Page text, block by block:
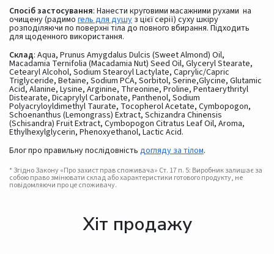
Спосіб застосування: Нанести круговими масажними рухами на
очищену (радимо гель для душу з цієї серії) суху шкіру
розподіляючи по поверхні тіла до повного вбирання. Підходить
для щоденного використання.
Склад: Aqua, Prunus Amygdalus Dulcis (Sweet Almond) Oil,
Macadamia Ternifolia (Macadamia Nut) Seed Oil, Glyceryl Stearate,
Cetearyl Alcohol, Sodium Stearoyl Lactylate, Caprylic/Capric
Triglyceride, Betaine, Sodium PCA, Sorbitol, Serine,Glycine, Glutamic
Acid, Alanine, Lysine, Arginine, Threonine, Proline, Pentaerythrityl
Distearate, Dicaprylyl Carbonate, Panthenol, Sodium
Polyacryloyldimethyl Taurate, Tocopherol Acetate, Cymbopogon,
Schoenanthus (Lemongrass) Extract, Schizandra Chinensis
(Schisandra) Fruit Extract, Cymbopogon Citratus Leaf Oil, Aroma,
Ethylhexylglycerin, Phenoxyethanol, Lactic Acid.
Блог про правильну послідовність догляду за тілом.
* Згідно Закону «Про захист прав споживача» Ст. 17 п. 5: Виробник залишає за
собою право змінювати склад або характеристики готового продукту, не
повідомляючи про це споживачу.
Хіт продажу